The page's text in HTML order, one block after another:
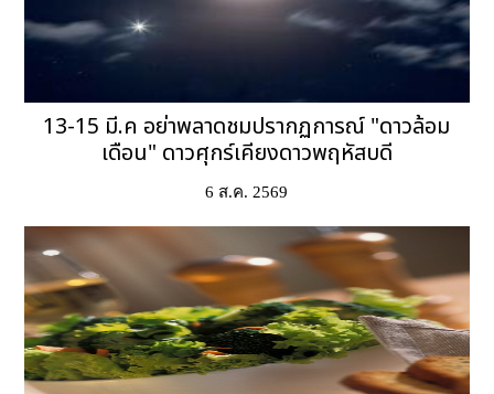
13-15 มี.ค อย่าพลาดชมปรากฏการณ์ "ดาวล้อม
เดือน" ดาวศุกร์เคียงดาวพฤหัสบดี
6 ส.ค. 2569